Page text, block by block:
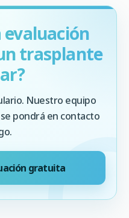
evaluación
trasplante
Nuestro equipo
pondrá en contacto
gratuita